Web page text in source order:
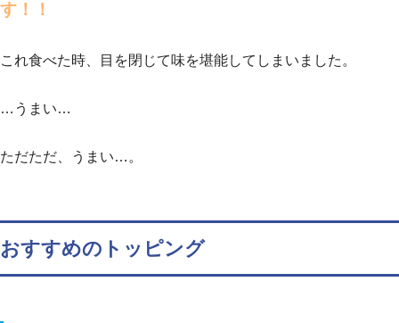
す！！
これ食べた時、目を閉じて味を堪能してしまいました。
…うまい…
ただただ、うまい…。
おすすめのトッピング